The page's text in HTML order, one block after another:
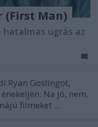
(First Man)
hatalmas ugrás az
Ryan Goslingot,
Na jó, nem.
filmeket ...